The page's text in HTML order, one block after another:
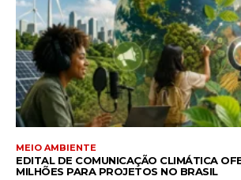
MEIO AMBIENTE
EDITAL DE COMUNICAÇÃO CLIMÁTICA
MILHÕES PARA PROJETOS NO BRASIL